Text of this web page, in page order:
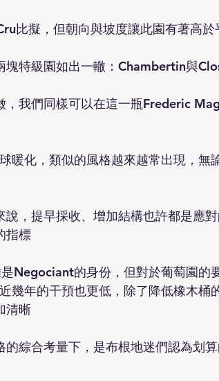
比擬，但朝向與坡度讓此園有著高
塊特級園如出一轍：Chambertin與
，我們同樣可以在這一瓶Frederic
暖化，類似的風格越來越常出現，無
，提早採收、增加結構也許都是應
指標
Negociant的身份，但對於葡萄園的
幾年的干預也更低，除了降低橡木桶
清晰
綜合考量下，是布根地迷們認為划